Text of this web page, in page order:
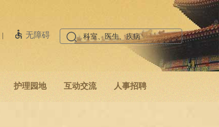
无障碍
护理园地 互动交流 人事招聘